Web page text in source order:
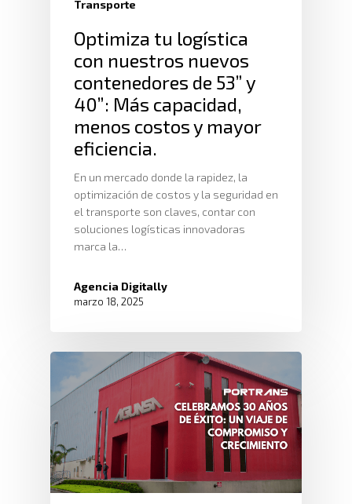
Transporte
Optimiza tu logística
con nuestros nuevos
contenedores de 53” y
40”: Más capacidad,
menos costos y mayor
eficiencia.
En un mercado donde la rapidez, la
optimización de costos y la seguridad en
el transporte son claves, contar con
soluciones logísticas innovadoras
marca la…
Agencia Digitally
marzo 18, 2025